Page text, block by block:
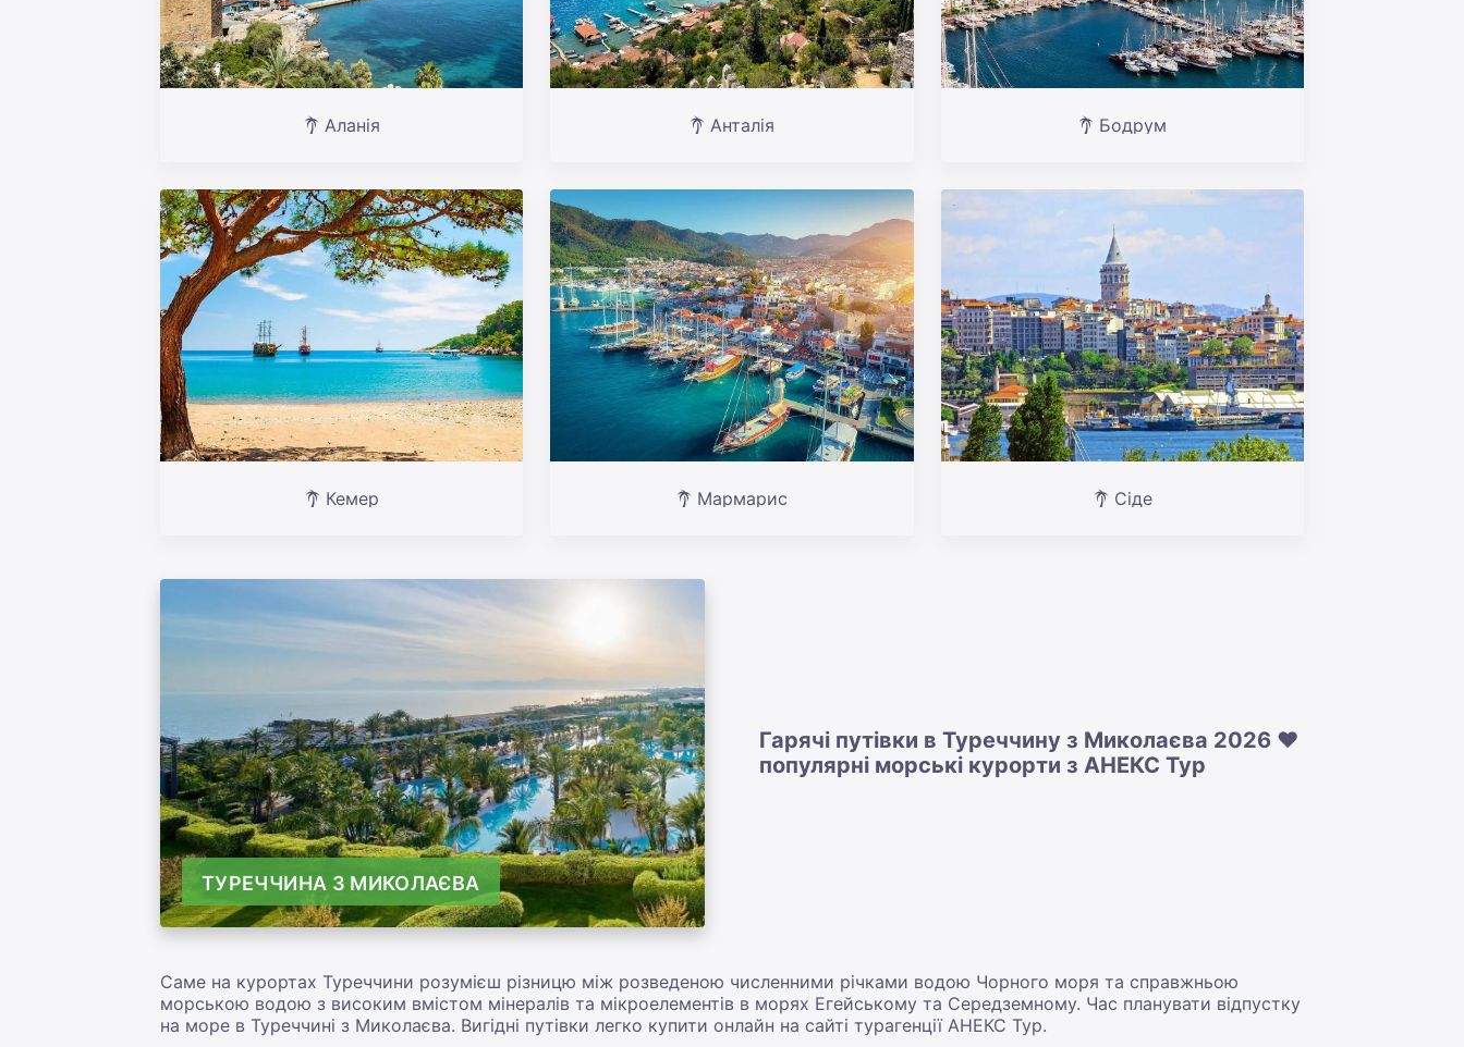
Аланія Анталія Бодрум
Кемер Мармарис Сіде
ТУРЕЧЧИНА З МИКОЛАЄВА
Гарячі путівки в Туреччину з Миколаєва 2026 ❤️
популярні морські курорти з АНЕКС Тур
Саме на курортах Туреччини розумієш різницю між розведеною численними річками водою Чорного моря та справжньою
морською водою з високим вмістом мінералів та мікроелементів в морях Егейському та Середземному. Час планувати відпустку
на море в Туреччині з Миколаєва. Вигідні путівки легко купити онлайн на сайті турагенції АНЕКС Тур.